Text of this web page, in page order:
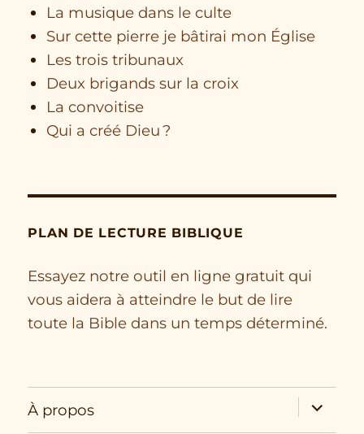
La musique dans le culte
Sur cette pierre je bâtirai mon Église
Les trois tribunaux
Deux brigands sur la croix
La convoitise
Qui a créé Dieu ?
PLAN DE LECTURE BIBLIQUE
Essayez notre outil en ligne gratuit qui
vous aidera à atteindre le but de lire
toute la Bible dans un temps déterminé.
À propos
expand
child
menu